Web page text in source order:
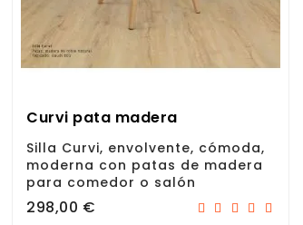
Curvi pata madera
Silla Curvi, envolvente, cómoda,
moderna con patas de madera
para comedor o salón
Precio
298,00 €